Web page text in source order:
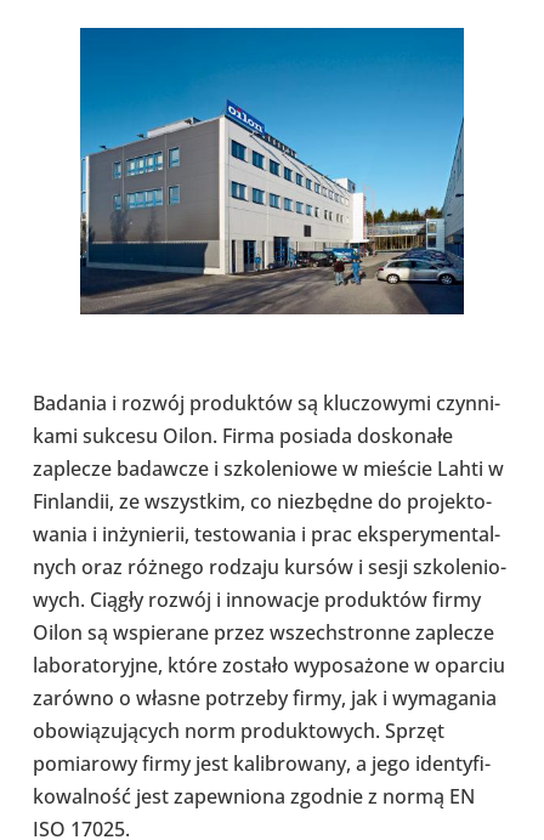
Badania i rozwój pro­duk­tów są klu­czo­wymi czyn­ni­
kami sukcesu Oilon. Firma posiada dosko­nałe
zaple­cze badaw­cze i szko­le­niowe w mieście Lahti w
Fin­lan­dii, ze wszyst­kim, co nie­zbędne do pro­jek­to­
wa­nia i inży­nie­rii, testo­wa­nia i prac eks­pe­ry­men­tal­
nych oraz różnego rodzaju kursów i sesji szko­le­nio­
wych. Ciągły rozwój i inno­wa­cje pro­duk­tów firmy
Oilon są wspie­rane przez wszech­stronne zaple­cze
labo­ra­to­ryjne, które zostało wypo­sa­żone w oparciu
zarówno o własne potrzeby firmy, jak i wyma­ga­nia
obo­wią­zu­ją­cych norm pro­duk­to­wych. Sprzęt
pomia­rowy firmy jest kali­bro­wany, a jego iden­ty­fi­
ko­wal­ność jest zapew­niona zgodnie z normą EN
ISO 17025.